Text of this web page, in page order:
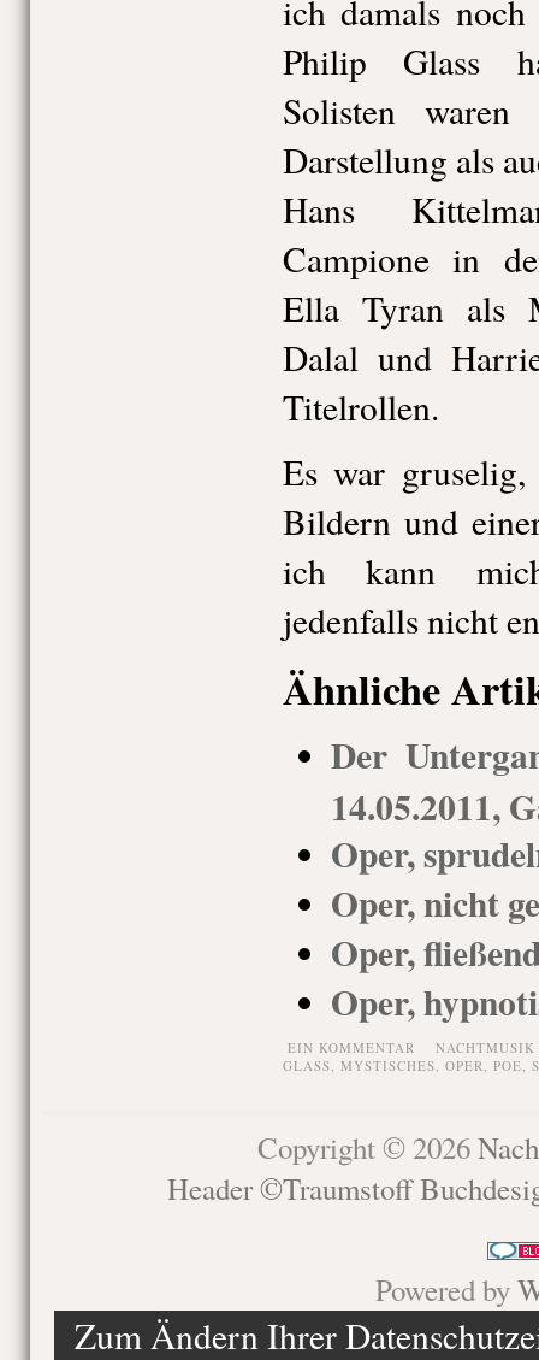
ich damals
Philip Glass
Solisten waren
Darstellung als
Hans
Campione in
Ella Tyran als
Dalal und
Titelrollen.
Es war
Bildern und
ich kann
jedenfalls nicht
Ähnliche
Der
14.05.2011,
Oper,
Oper, nicht
Oper,
Oper,
EIN KOMMENTAR
NACHTMUSIK
GLASS, MYSTISCHES, OPER, POE,
Copyright © 2026
Header ©Traumstoff
Powered by
Zum Ändern Ihrer